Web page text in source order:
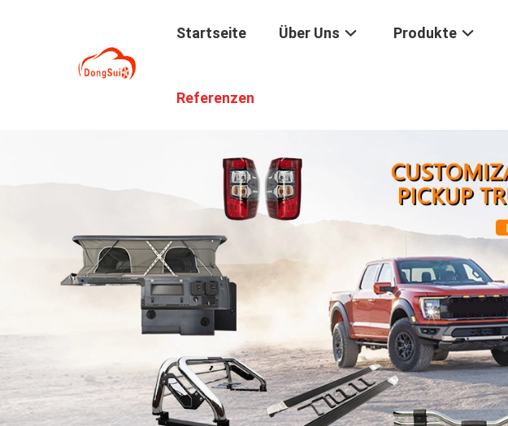
Startseite Über Uns Produkte
Referenzen